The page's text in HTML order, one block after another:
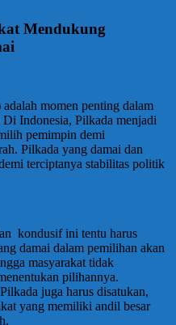
Mendukung
momen penting dalam
Indonesia, Pilkada menjadi
pemimpin demi
Pilkada yang damai dan
terciptanya stabilitas politik
kondusif ini tentu harus
damai dalam pemilihan akan
masyarakat tidak
pilihannya.
juga harus disatukan,
yang memiliki andil besar